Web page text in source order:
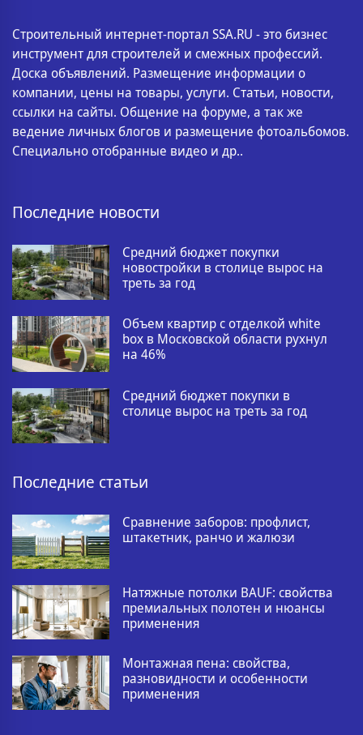
Строительный интернет-портал SSA.RU - это бизнес
инструмент для строителей и смежных профессий.
Доска объявлений. Размещение информации о
компании, цены на товары, услуги. Статьи, новости,
ссылки на сайты. Общение на форуме, а так же
ведение личных блогов и размещение фотоальбомов.
Специально отобранные видео и др..
Последние новости
Средний бюджет покупки
новостройки в столице вырос на
треть за год
Объем квартир с отделкой white
box в Московской области рухнул
на 46%
Средний бюджет покупки в
столице вырос на треть за год
Последние статьи
Сравнение заборов: профлист,
штакетник, ранчо и жалюзи
Натяжные потолки BAUF: свойства
премиальных полотен и нюансы
применения
Монтажная пена: свойства,
разновидности и особенности
применения